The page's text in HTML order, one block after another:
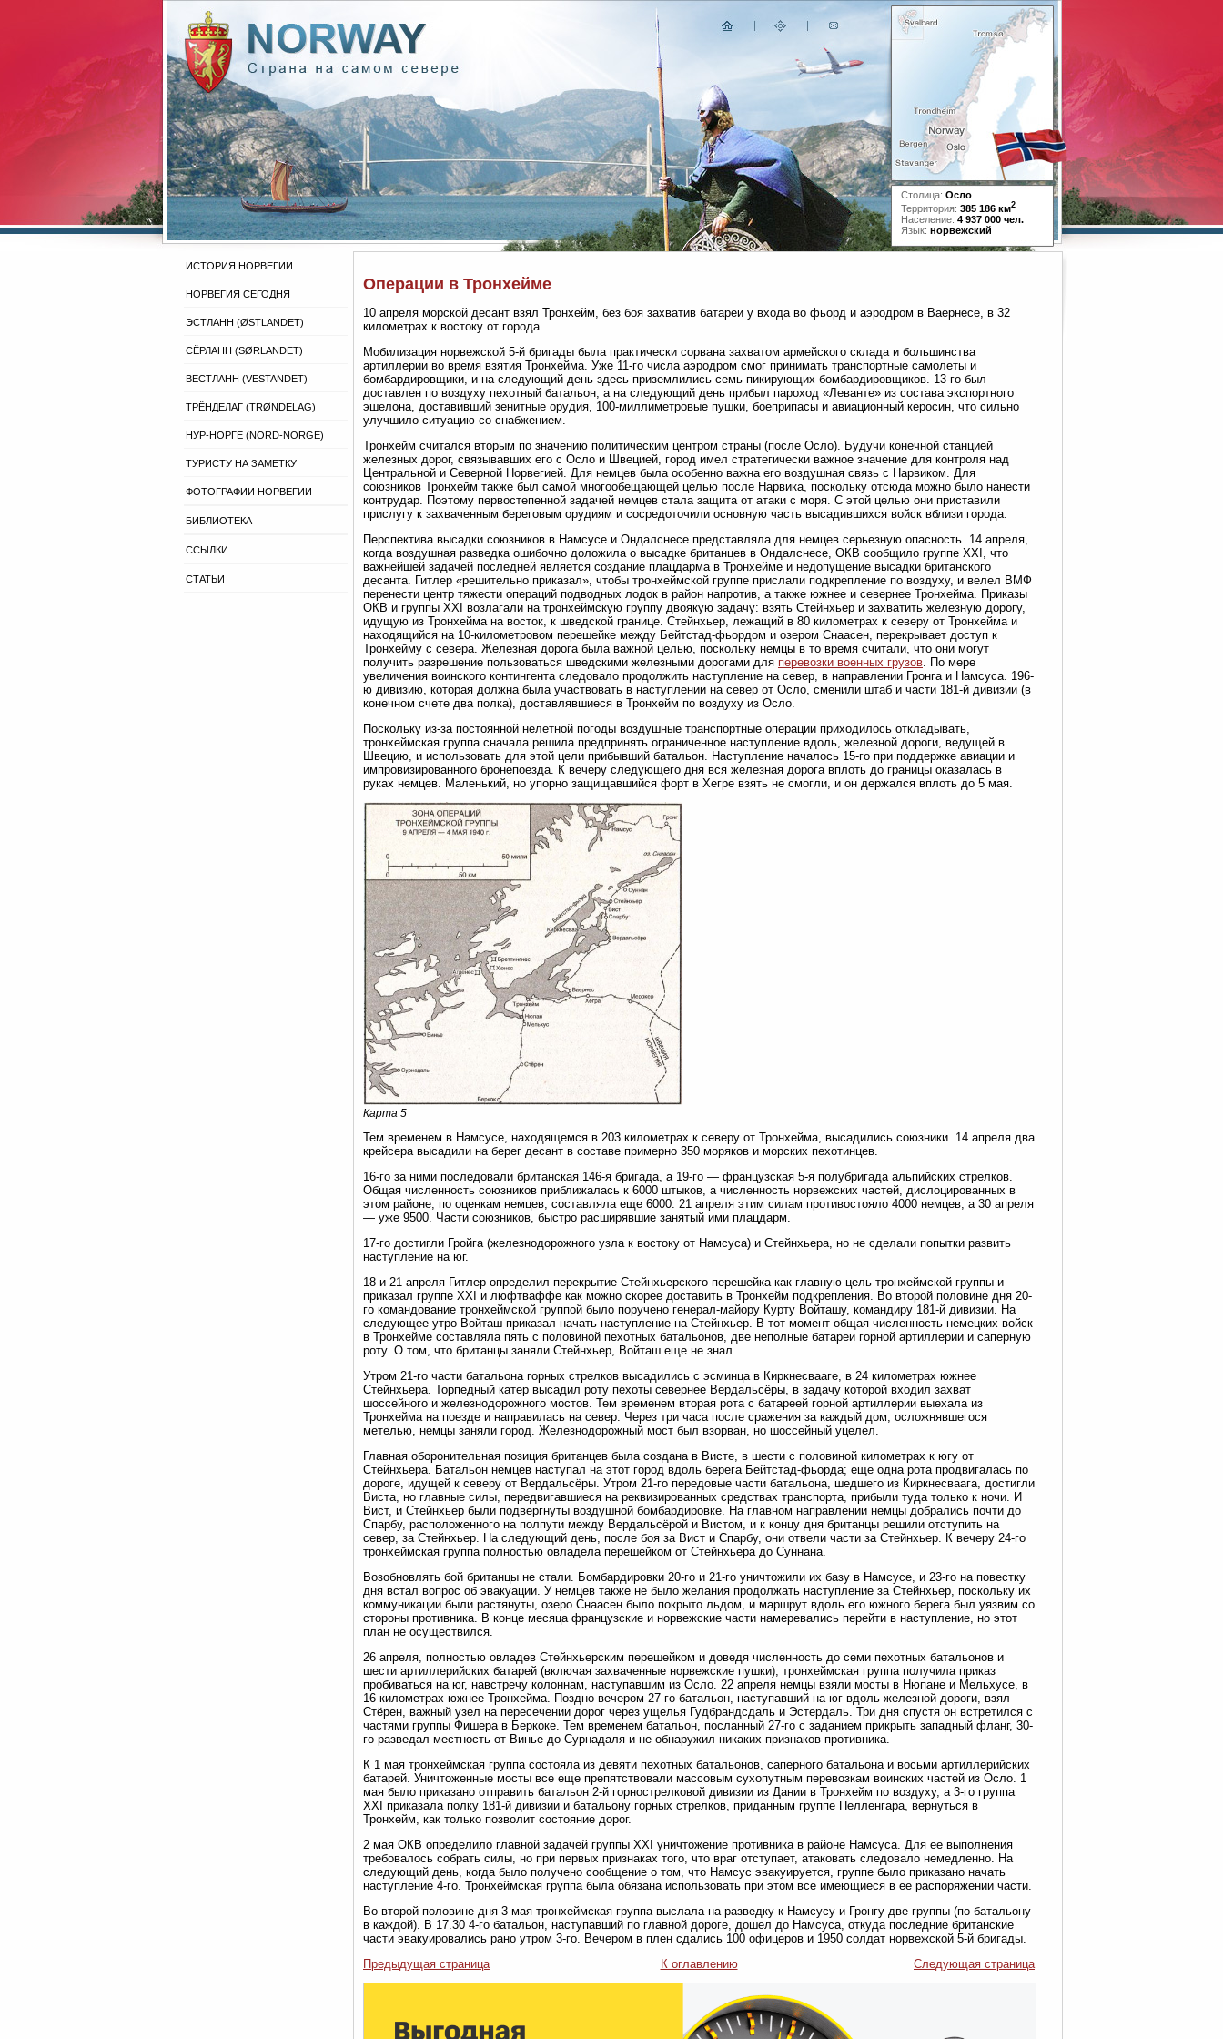
Столица: Осло
Территория: 385 186 км2
Население: 4 937 000 чел.
Язык: норвежский
ИСТОРИЯ НОРВЕГИИ
НОРВЕГИЯ СЕГОДНЯ
ЭСТЛАНН (ØSTLANDET)
СЁРЛАНН (SØRLANDET)
ВЕСТЛАНН (VESTANDET)
ТРЁНДЕЛАГ (TRØNDELAG)
НУР-НОРГЕ (NORD-NORGE)
ТУРИСТУ НА ЗАМЕТКУ
ФОТОГРАФИИ НОРВЕГИИ
БИБЛИОТЕКА
ССЫЛКИ
СТАТЬИ
Операции в Тронхейме
10 апреля морской десант взял Тронхейм, без боя захватив батареи у входа во фьорд и аэродром в Ваернесе, в 32
километрах к востоку от города.
Мобилизация норвежской 5-й бригады была практически сорвана захватом армейского склада и большинства
артиллерии во время взятия Тронхейма. Уже 11-го числа аэродром смог принимать транспортные самолеты и
бомбардировщики, и на следующий день здесь приземлились семь пикирующих бомбардировщиков. 13-го был
доставлен по воздуху пехотный батальон, а на следующий день прибыл пароход «Леванте» из состава экспортного
эшелона, доставивший зенитные орудия, 100-миллиметровые пушки, боеприпасы и авиационный керосин, что сильно
улучшило ситуацию со снабжением.
Тронхейм считался вторым по значению политическим центром страны (после Осло). Будучи конечной станцией
железных дорог, связывавших его с Осло и Швецией, город имел стратегически важное значение для контроля над
Центральной и Северной Норвегией. Для немцев была особенно важна его воздушная связь с Нарвиком. Для
союзников Тронхейм также был самой многообещающей целью после Нарвика, поскольку отсюда можно было нанести
контрудар. Поэтому первостепенной задачей немцев стала защита от атаки с моря. С этой целью они приставили
прислугу к захваченным береговым орудиям и сосредоточили основную часть высадившихся войск вблизи города.
Перспектива высадки союзников в Намсусе и Ондалснесе представляла для немцев серьезную опасность. 14 апреля,
когда воздушная разведка ошибочно доложила о высадке британцев в Ондалснесе, ОКВ сообщило группе XXI, что
важнейшей задачей последней является создание плацдарма в Тронхейме и недопущение высадки британского
десанта. Гитлер «решительно приказал», чтобы тронхеймской группе прислали подкрепление по воздуху, и велел ВМФ
перенести центр тяжести операций подводных лодок в район напротив, а также южнее и севернее Тронхейма. Приказы
ОКВ и группы XXI возлагали на тронхеймскую группу двоякую задачу: взять Стейнхьер и захватить железную дорогу,
идущую из Тронхейма на восток, к шведской границе. Стейнхьер, лежащий в 80 километрах к северу от Тронхейма и
находящийся на 10-километровом перешейке между Бейтстад-фьордом и озером Снаасен, перекрывает доступ к
Тронхейму с севера. Железная дорога была важной целью, поскольку немцы в то время считали, что они могут
получить разрешение пользоваться шведскими железными дорогами для перевозки военных грузов. По мере
увеличения воинского контингента следовало продолжить наступление на север, в направлении Гронга и Намсуса. 196-
ю дивизию, которая должна была участвовать в наступлении на север от Осло, сменили штаб и части 181-й дивизии (в
конечном счете два полка), доставлявшиеся в Тронхейм по воздуху из Осло.
Поскольку из-за постоянной нелетной погоды воздушные транспортные операции приходилось откладывать,
тронхеймская группа сначала решила предпринять ограниченное наступление вдоль, железной дороги, ведущей в
Швецию, и использовать для этой цели прибывший батальон. Наступление началось 15-го при поддержке авиации и
импровизированного бронепоезда. К вечеру следующего дня вся железная дорога вплоть до границы оказалась в
руках немцев. Маленький, но упорно защищавшийся форт в Хегре взять не смогли, и он держался вплоть до 5 мая.
Карта 5
Тем временем в Намсусе, находящемся в 203 километрах к северу от Тронхейма, высадились союзники. 14 апреля два
крейсера высадили на берег десант в составе примерно 350 моряков и морских пехотинцев.
16-го за ними последовали британская 146-я бригада, а 19-го — французская 5-я полубригада альпийских стрелков.
Общая численность союзников приближалась к 6000 штыков, а численность норвежских частей, дислоцированных в
этом районе, по оценкам немцев, составляла еще 6000. 21 апреля этим силам противостояло 4000 немцев, а 30 апреля
— уже 9500. Части союзников, быстро расширявшие занятый ими плацдарм.
17-го достигли Гройга (железнодорожного узла к востоку от Намсуса) и Стейнхьера, но не сделали попытки развить
наступление на юг.
18 и 21 апреля Гитлер определил перекрытие Стейнхьерского перешейка как главную цель тронхеймской группы и
приказал группе XXI и люфтваффе как можно скорее доставить в Тронхейм подкрепления. Во второй половине дня 20-
го командование тронхеймской группой было поручено генерал-майору Курту Войташу, командиру 181-й дивизии. На
следующее утро Войташ приказал начать наступление на Стейнхьер. В тот момент общая численность немецких войск
в Тронхейме составляла пять с половиной пехотных батальонов, две неполные батареи горной артиллерии и саперную
роту. О том, что британцы заняли Стейнхьер, Войташ еще не знал.
Утром 21-го части батальона горных стрелков высадились с эсминца в Киркнесвааге, в 24 километрах южнее
Стейнхьера. Торпедный катер высадил роту пехоты севернее Вердальсёры, в задачу которой входил захват
шоссейного и железнодорожного мостов. Тем временем вторая рота с батареей горной артиллерии выехала из
Тронхейма на поезде и направилась на север. Через три часа после сражения за каждый дом, осложнявшегося
метелью, немцы заняли город. Железнодорожный мост был взорван, но шоссейный уцелел.
Главная оборонительная позиция британцев была создана в Висте, в шести с половиной километрах к югу от
Стейнхьера. Батальон немцев наступал на этот город вдоль берега Бейтстад-фьорда; еще одна рота продвигалась по
дороге, идущей к северу от Вердальсёры. Утром 21-го передовые части батальона, шедшего из Киркнесваага, достигли
Виста, но главные силы, передвигавшиеся на реквизированных средствах транспорта, прибыли туда только к ночи. И
Вист, и Стейнхьер были подвергнуты воздушной бомбардировке. На главном направлении немцы добрались почти до
Спарбу, расположенного на полпути между Вердальсёрой и Вистом, и к концу дня британцы решили отступить на
север, за Стейнхьер. На следующий день, после боя за Вист и Спарбу, они отвели части за Стейнхьер. К вечеру 24-го
тронхеймская группа полностью овладела перешейком от Стейнхьера до Суннана.
Возобновлять бой британцы не стали. Бомбардировки 20-го и 21-го уничтожили их базу в Намсусе, и 23-го на повестку
дня встал вопрос об эвакуации. У немцев также не было желания продолжать наступление за Стейнхьер, поскольку их
коммуникации были растянуты, озеро Снаасен было покрыто льдом, и маршрут вдоль его южного берега был уязвим со
стороны противника. В конце месяца французские и норвежские части намеревались перейти в наступление, но этот
план не осуществился.
26 апреля, полностью овладев Стейнхьерским перешейком и доведя численность до семи пехотных батальонов и
шести артиллерийских батарей (включая захваченные норвежские пушки), тронхеймская группа получила приказ
пробиваться на юг, навстречу колоннам, наступавшим из Осло. 22 апреля немцы взяли мосты в Нюпане и Мельхусе, в
16 километрах южнее Тронхейма. Поздно вечером 27-го батальон, наступавший на юг вдоль железной дороги, взял
Стёрен, важный узел на пересечении дорог через ущелья Гудбрандсдаль и Эстердаль. Три дня спустя он встретился с
частями группы Фишера в Беркоке. Тем временем батальон, посланный 27-го с заданием прикрыть западный фланг, 30-
го разведал местность от Винье до Сурнадаля и не обнаружил никаких признаков противника.
К 1 мая тронхеймская группа состояла из девяти пехотных батальонов, саперного батальона и восьми артиллерийских
батарей. Уничтоженные мосты все еще препятствовали массовым сухопутным перевозкам воинских частей из Осло. 1
мая было приказано отправить батальон 2-й горнострелковой дивизии из Дании в Тронхейм по воздуху, а 3-го группа
XXI приказала полку 181-й дивизии и батальону горных стрелков, приданным группе Пелленгара, вернуться в
Тронхейм, как только позволит состояние дорог.
2 мая ОКВ определило главной задачей группы XXI уничтожение противника в районе Намсуса. Для ее выполнения
требовалось собрать силы, но при первых признаках того, что враг отступает, атаковать следовало немедленно. На
следующий день, когда было получено сообщение о том, что Намсус эвакуируется, группе было приказано начать
наступление 4-го. Тронхеймская группа была обязана использовать при этом все имеющиеся в ее распоряжении части.
Во второй половине дня 3 мая тронхеймская группа выслала на разведку к Намсусу и Гронгу две группы (по батальону
в каждой). В 17.30 4-го батальон, наступавший по главной дороге, дошел до Намсуса, откуда последние британские
части эвакуировались рано утром 3-го. Вечером в плен сдались 100 офицеров и 1950 солдат норвежской 5-й бригады.
Предыдущая страница
К оглавлению Следующая страница